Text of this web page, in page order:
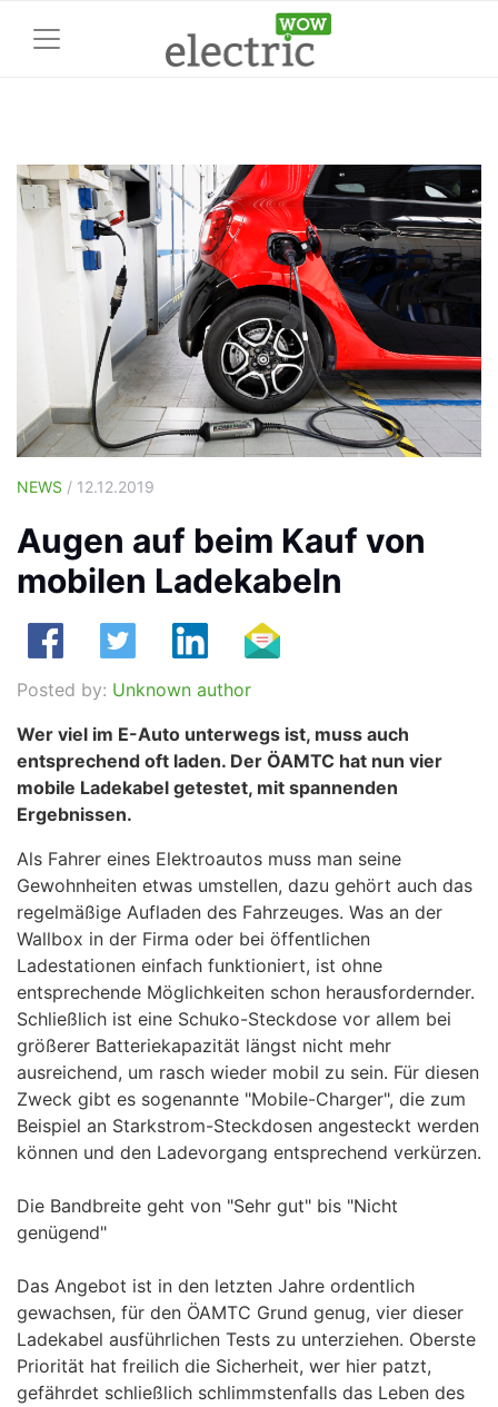
NEWS / 12.12.2019
Augen auf beim Kauf von
mobilen Ladekabeln
Posted by: Unknown author
Wer viel im E-Auto unterwegs ist, muss auch
entsprechend oft laden. Der ÖAMTC hat nun vier
mobile Ladekabel getestet, mit spannenden
Ergebnissen.
Als Fahrer eines Elektroautos muss man seine
Gewohnheiten etwas umstellen, dazu gehört auch das
regelmäßige Aufladen des Fahrzeuges. Was an der
Wallbox in der Firma oder bei öffentlichen
Ladestationen einfach funktioniert, ist ohne
entsprechende Möglichkeiten schon herausfordernder.
Schließlich ist eine Schuko-Steckdose vor allem bei
größerer Batteriekapazität längst nicht mehr
ausreichend, um rasch wieder mobil zu sein. Für diesen
Zweck gibt es sogenannte "Mobile-Charger", die zum
Beispiel an Starkstrom-Steckdosen angesteckt werden
können und den Ladevorgang entsprechend verkürzen.
Die Bandbreite geht von "Sehr gut" bis "Nicht
genügend"
Das Angebot ist in den letzten Jahre ordentlich
gewachsen, für den ÖAMTC Grund genug, vier dieser
Ladekabel ausführlichen Tests zu unterziehen. Oberste
Priorität hat freilich die Sicherheit, wer hier patzt,
gefährdet schließlich schlimmstenfalls das Leben des